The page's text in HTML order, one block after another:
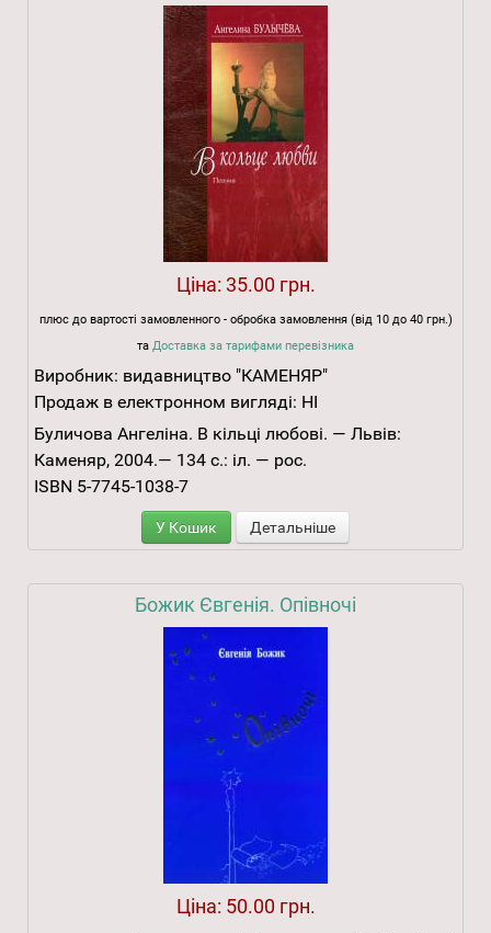
Ціна: 35.00 грн.
плюс до вартості замовленного - обробка замовлення (від 10 до 40 грн.)
та Доставка за тарифами перевізника
Виробник: видавництво "КАМЕНЯР"
Продаж в електронном вигляді: НІ
Буличова Ангеліна. В кільці любові. — Львів:
Каменяр, 2004.— 134 с.: іл. — рос.
ISBN 5-7745-1038-7
У Кошик Детальніше
Божик Євгенія. Опівночі
Ціна: 50.00 грн.